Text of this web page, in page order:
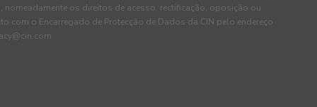
os direitos de acesso, rectificação, oposição ou
com o Encarregado de Protecção de Dados da CIN pelo endereço